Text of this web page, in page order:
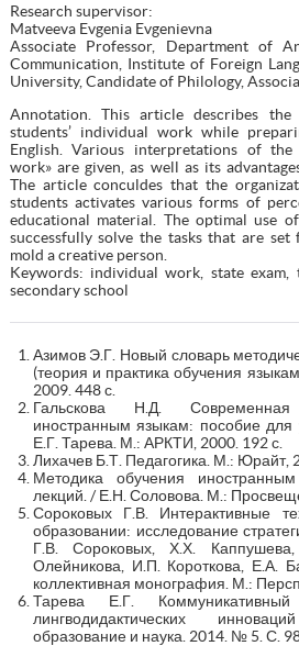
Research supervisor:
Matveeva Evgenia Evgenievna
Associate Professor, Department of
Communication, Institute of Foreign
University, Candidate of Philology,
Annotation. This article describes the
students’ individual work while
English. Various interpretations of
work» are given, as well as its
The article conculdes that the
students activates various forms of
educational material. The optimal use
successfully solve the tasks that are set
mold a creative person.
Keywords: individual work, state exam,
secondary school
Азимов Э.Г. Новый словарь
(теория и практика обучения
2009. 448 с.
Гальскова Н.Д.
иностранным языкам: пособие для
Е.Г. Тарева. М.: АРКТИ, 2000. 192 с.
Лихачев Б.Т. Педагогика. М.: Юрайт,
Методика обучения
лекций. / Е.Н. Соловова. М.:
Сороковых Г.В. Интерактивные
образовании: исследование
Г.В. Сороковых, Х.Х.
Олейникова, И.П. Короткова, Е.А.
коллективная монография. М.:
Тарева Е.Г.
лингводидактических
образование и наука. 2014. № 5. С.